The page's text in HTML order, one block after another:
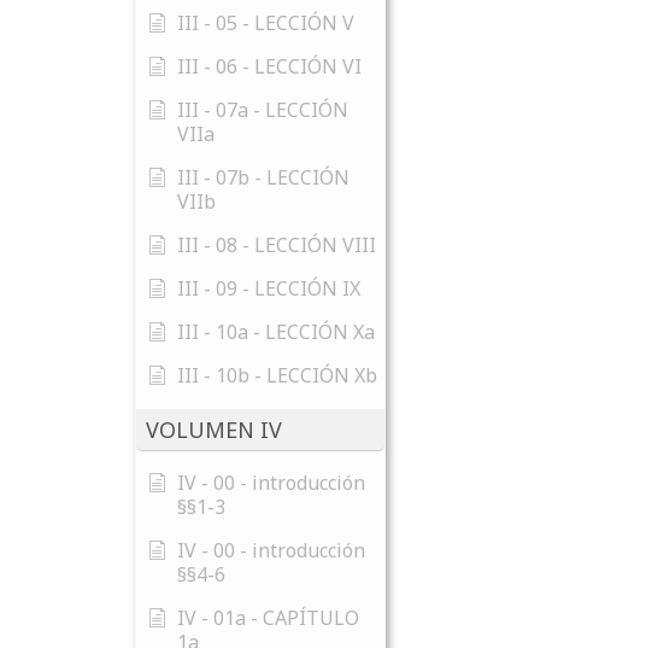
III - 05 - LECCIÓN V
III - 06 - LECCIÓN VI
III - 07a - LECCIÓN
VIIa
III - 07b - LECCIÓN
VIIb
III - 08 - LECCIÓN VIII
III - 09 - LECCIÓN IX
III - 10a - LECCIÓN Xa
III - 10b - LECCIÓN Xb
VOLUMEN IV
IV - 00 - introducción
§§1-3
IV - 00 - introducción
§§4-6
IV - 01a - CAPÍTULO
1a